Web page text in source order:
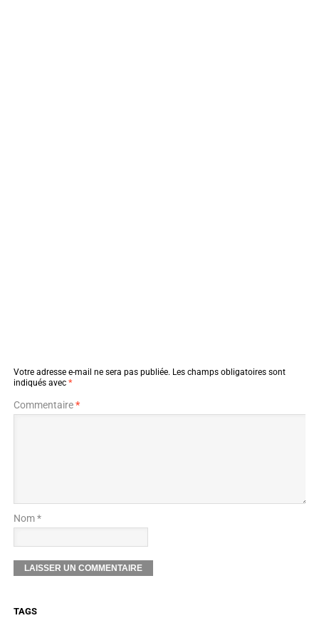
Votre adresse e-mail ne sera pas publiée. Les champs obligatoires sont
indiqués avec *
Commentaire*
Nom *
TAGS